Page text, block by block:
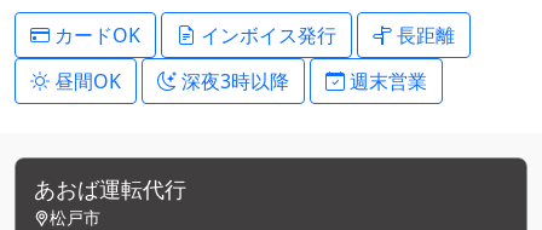
カードOK インボイス発行
長距離
昼間OK
深夜3時以降 週末営業
あおば運転代行
松戸市